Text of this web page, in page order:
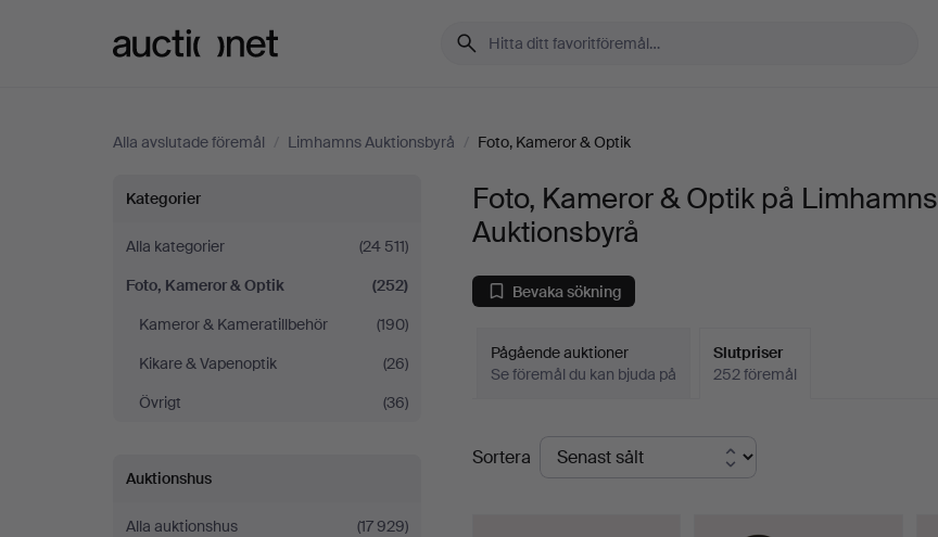
Alla avslutade föremål / Limhamns Auktionsbyrå / Foto, Kameror & Optik
Foto,
Kameror
&
Optik
på
Limhamns
Auktionsbyrå
Kategorier
Alla kategorier
(24 511)
Foto, Kameror & Optik
(252)
Kameror & Kameratillbehör
(190)
Kikare & Vapenoptik
(26)
Övrigt
(36)
Auktionshus
Alla auktionshus
(17 929)
Foto, Kameror & Optik på Limhamns
Auktionsbyrå
Bevaka sökning
Pågående auktioner
Se föremål du kan bjuda på
Slutpriser
252 föremål
Slutpriser
Sortera